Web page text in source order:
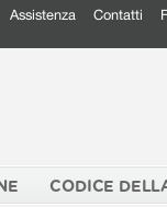
Assistenza Contatti
CODICE